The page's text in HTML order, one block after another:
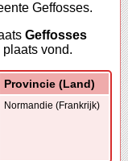
Geffosses.
Geffosses
vond.
Provincie (Land)
Normandie (Frankrijk)